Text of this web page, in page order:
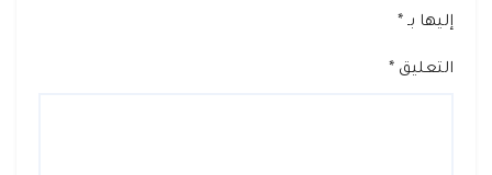
إليها بـ *
التعليق *